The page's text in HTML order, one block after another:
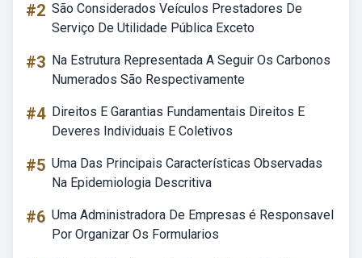
#2 São Considerados Veículos Prestadores De
Serviço De Utilidade Pública Exceto
#3 Na Estrutura Representada A Seguir Os Carbonos
Numerados São Respectivamente
#4 Direitos E Garantias Fundamentais Direitos E
Deveres Individuais E Coletivos
#5 Uma Das Principais Características Observadas
Na Epidemiologia Descritiva
#6 Uma Administradora De Empresas é Responsavel
Por Organizar Os Formularios